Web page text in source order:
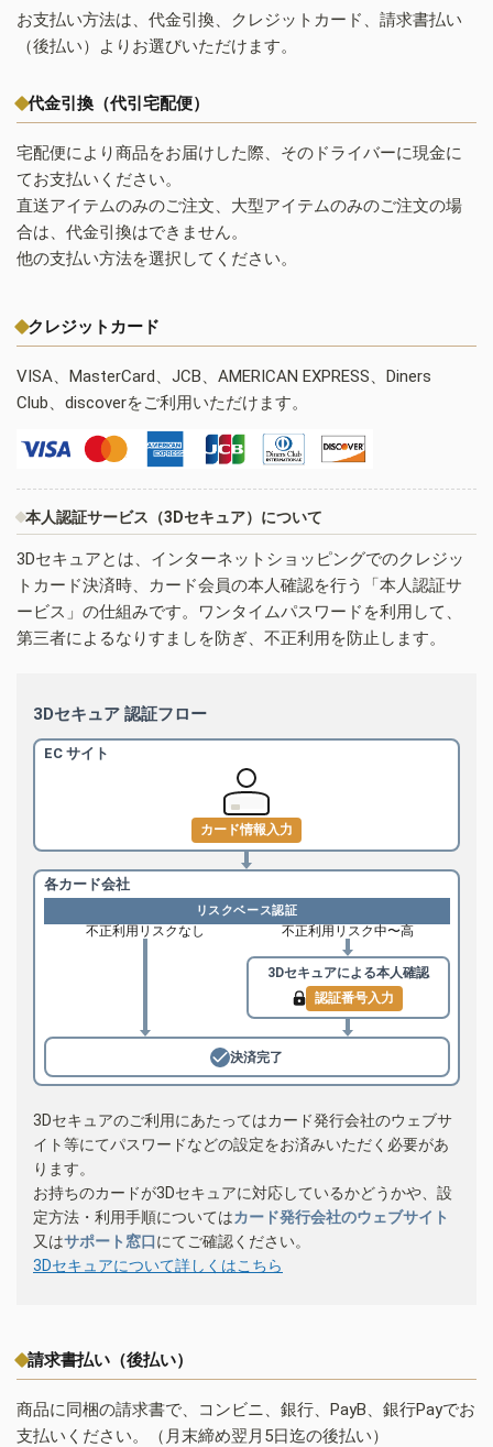
お支払い方法は、代金引換、クレジットカード、請求書払い
（後払い）よりお選びいただけます。
代金引換（代引宅配便）
宅配便により商品をお届けした際、そのドライバーに現金に
てお支払いください。
直送アイテムのみのご注文、大型アイテムのみのご注文の場
合は、代金引換はできません。
他の支払い方法を選択してください。
クレジットカード
VISA、MasterCard、JCB、AMERICAN EXPRESS、Diners
Club、discoverをご利用いただけます。
本人認証サービス（3Dセキュア）について
3Dセキュアとは、インターネットショッピングでのクレジッ
トカード決済時、カード会員の本人確認を行う「本人認証サ
ービス」の仕組みです。ワンタイムパスワードを利用して、
第三者によるなりすましを防ぎ、不正利用を防止します。
3Dセキュア 認証フロー
EC サイト
カード情報入力
各カード会社
リスクベース認証
不正利用リスクなし 不正利用リスク中〜高
3Dセキュアによる本人確認
認証番号入力
決済完了
3Dセキュアのご利用にあたってはカード発行会社のウェブサ
イト等にてパスワードなどの設定をお済みいただく必要があ
ります。
お持ちのカードが3Dセキュアに対応しているかどうかや、設
定方法・利用手順についてはカード発行会社のウェブサイト
又はサポート窓口にてご確認ください。
3Dセキュアについて詳しくはこちら
請求書払い（後払い）
商品に同梱の請求書で、コンビニ、銀行、PayB、銀行Payでお
支払いください。（月末締め翌月5日迄の後払い）